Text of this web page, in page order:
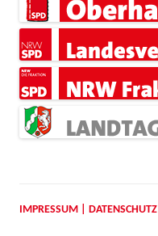
IMPRESSUM | DATENSCHUTZ